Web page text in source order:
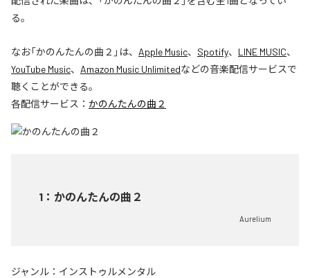
る。
なお「かのんたんの曲２ 」は、 Apple Music、 Spotify、 LINE MUSIC、
YouTube Music、 Amazon Music Unlimitedなどの音楽配信サービスで
聴くことができる。
各配信サービス： かのんたんの曲２
1 ： かのんたんの曲２
Aurelium
ジャンル： インストゥルメンタル